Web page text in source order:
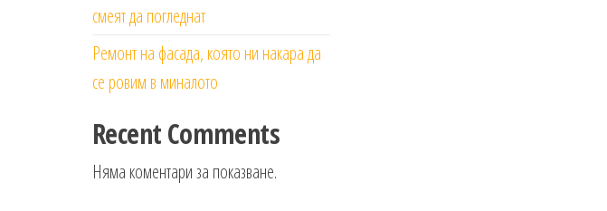
смеят да погледнат
Ремонт на фасада, която ни накара да
се ровим в миналото
Recent Comments
Няма коментари за показване.